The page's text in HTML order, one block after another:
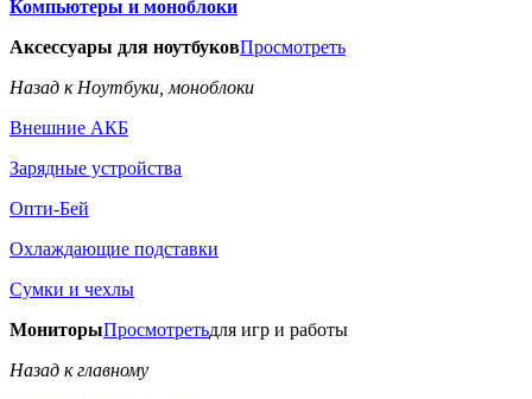
Компьютеры и моноблоки
Аксессуары для ноутбуковПросмотреть
Назад к Ноутбуки, моноблоки
Внешние АКБ
Зарядные устройства
Опти-Бей
Охлаждающие подставки
Сумки и чехлы
МониторыПросмотретьдля игр и работы
Назад к главному